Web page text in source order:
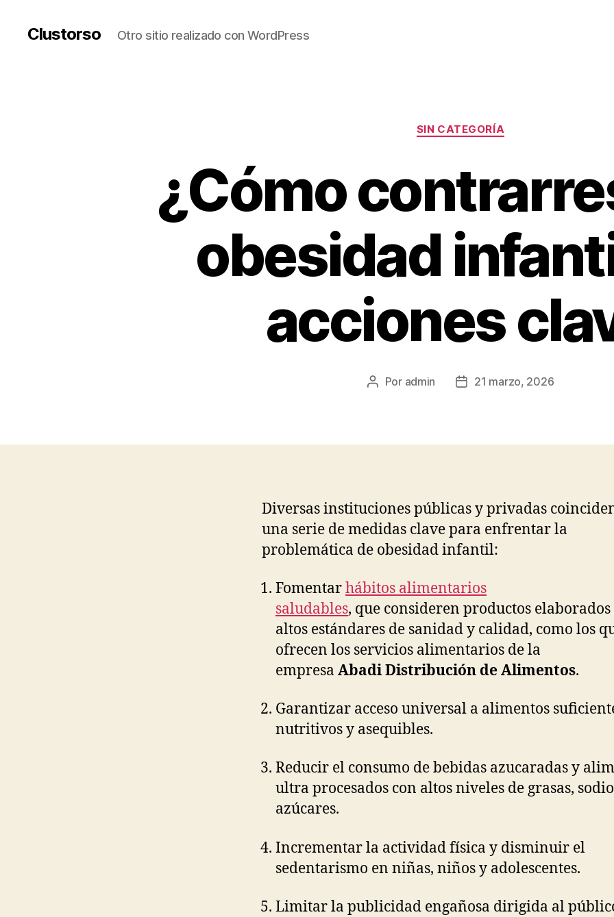
Clustorso Otro sitio realizado con WordPress
Categorías
SIN CATEGORÍA
¿Cómo
obesidad
acciones
Autor
Por admin
Fecha21 marzo, 2026
Diversas instituciones públicas y privadas
una serie de medidas clave para enfrentar la
problemática de obesidad infantil:
Fomentarhábitos alimentarios
saludables, que consideren productos elaborados
altos estándares de sanidad y calidad, como los
ofrecen los servicios alimentarios de la
empresa Abadi Distribución de Alimentos.
Garantizar acceso universal a alimentos
nutritivos y asequibles.
Reducir el consumo de bebidas azucaradas y
ultra procesados con altos niveles de grasas,
azúcares.
Incrementar la actividad física y disminuir el
sedentarismo en niñas, niños y adolescentes.
Limitar la publicidad engañosa dirigida al